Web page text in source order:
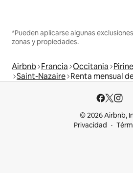
*Pueden aplicarse algunas
zonas y propiedades.
Airbnb Francia Occitania
Saint-Nazaire Renta mensual
© 2026 Airbnb,
Privacidad